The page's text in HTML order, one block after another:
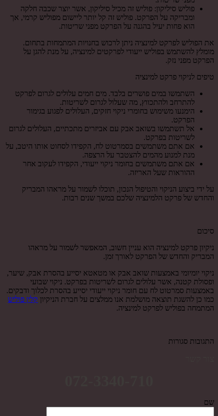
פוליש סיליקון: פוליש זה מכיל סיליקון, אשר יוצר שכבה חלקה
ומבריקה על הפרקט. פוליש זה קל יותר ליישום מפוליש קרמי, אך
הוא פחות יעיל בהגנה על הפרקט מפני שריטות.
את הפוליש לפרקט למינציה ניתן לרכוש בחנויות המתמחות בתחום.
מומלץ להשתמש בפוליש ייעודי לפרקטים למינציה, על מנת להגן על
הפרקט מפני נזק.
טיפים לניקוי פרקט למינציה
השתמשו במים פושרים בלבד. מים חמים עלולים לגרום לפרקט
להתרחב ולהתכווץ, מה שעלול לגרום לשריטות.
הימנעו משימוש בחומרי ניקוי חזקים, העלולים לפגוע בגימור
הפרקט.
אל תשתמשו בשואב אבק עם אביזרים מתכתיים, העלולים לגרום
לשריטות בפרקט.
אם אתם משתמשים בסמרטוט לח, הקפידו לסחוט אותו היטב, על
מנת למנוע מהמים להצטבר על הרצפה.
אם אתם משתמשים בחומר ניקוי ייעודי, הקפידו לעקוב אחר
ההוראות שעל האריזה.
על ידי ביצוע הניקוי והטיפול הנכון, תוכלו לשמור על מראהו המבריק
והחדש של פרקט הלמינציה שלכם במשך שנים רבות.
סיכום
ניקיון פרקט למינציה הוא עניין חשוב, המאפשר לשמור על מראהו
המבריק והחדש של הפרקט לאורך זמן.
ניקוי יומיומי באמצעות שואב אבק או מטאטא יסייע בהסרת אבק, שיער,
ופסולת קטנה, אשר עלולים לגרום לשריטות בפרקט. ניקוי שבועי
באמצעות סמרטוט לח עם חומר ניקוי ייעודי יסייע בהסרת לכלוך ודבקים.
כמו כן להשגת תוצאה מושלמת אנו ממלצים על חברת הניקיון קלין פוליש
המתמחה בפוליש לפרקט למינציה.
התגובות סגורות
שם